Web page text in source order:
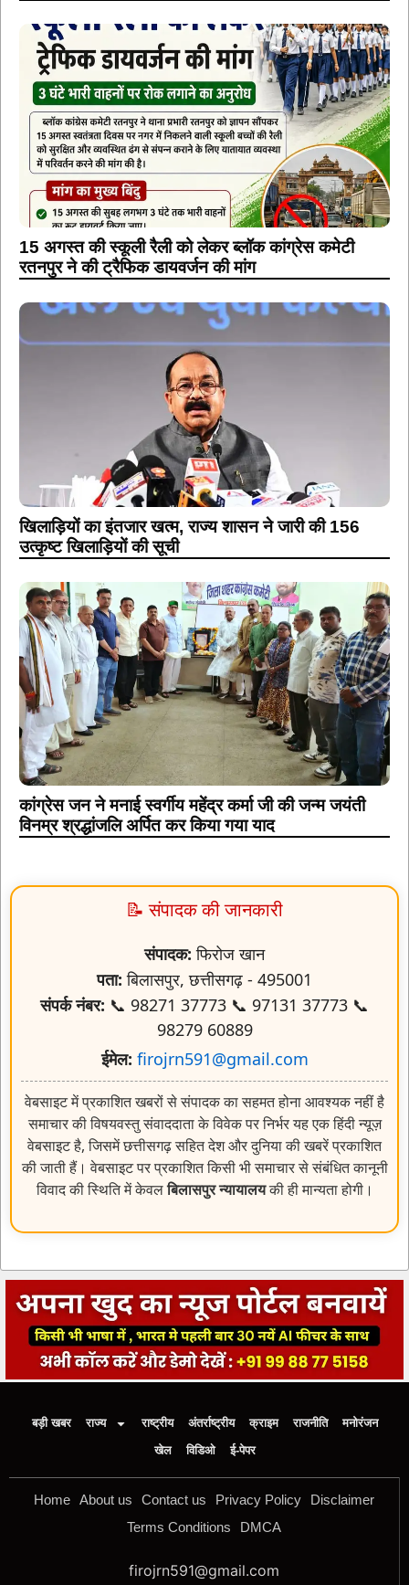
15 अगस्त की स्कूली रैली को लेकर ब्लॉक कांग्रेस कमेटी
रतनपुर ने की ट्रैफिक डायवर्जन की मांग
खिलाड़ियों का इंतजार खत्म, राज्य शासन ने जारी की 156
उत्कृष्ट खिलाड़ियों की सूची
कांग्रेस जन ने मनाई स्वर्गीय महेंद्र कर्मा जी की जन्म जयंती
विनम्र श्रद्धांजलि अर्पित कर किया गया याद
📝 संपादक की जानकारी
संपादक: फिरोज खान
पता: बिलासपुर, छत्तीसगढ़ - 495001
संपर्क नंबर: 📞 98271 37773 📞 97131 37773 📞
98279 60889
ईमेल: firojrn591@gmail.com
वेबसाइट में प्रकाशित खबरों से संपादक का सहमत होना आवश्यक नहीं है
समाचार की विषयवस्तु संवाददाता के विवेक पर निर्भर यह एक हिंदी न्यूज़
वेबसाइट है, जिसमें छत्तीसगढ़ सहित देश और दुनिया की खबरें प्रकाशित
की जाती हैं। वेबसाइट पर प्रकाशित किसी भी समाचार से संबंधित कानूनी
विवाद की स्थिति में केवलबिलासपुर न्यायालयकी ही मान्यता होगी।
बड़ी खबर राज्य राष्ट्रीय अंतर्राष्ट्रीय क्राइम राजनीति
मनोरंजन
खेल
विडिओ ई-पेपर
Home About us Contact us Privacy Policy
Disclaimer
Terms Conditions
DMCA
firojrn591@gmail.com